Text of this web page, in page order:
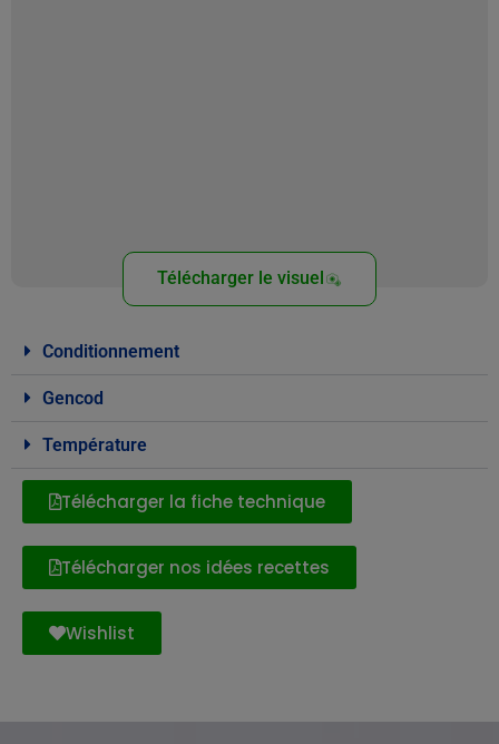
Télécharger le visuel
Conditionnement
Gencod
Température
Télécharger la fiche technique
Télécharger nos idées recettes
Wishlist